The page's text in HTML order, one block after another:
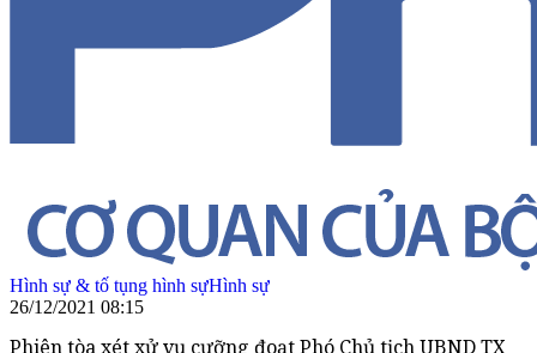
Hình sự & tố tụng hình sựHình sự
26/12/2021 08:15
Phiên tòa xét xử vụ cưỡng đoạt Phó Chủ tịch UBND TX